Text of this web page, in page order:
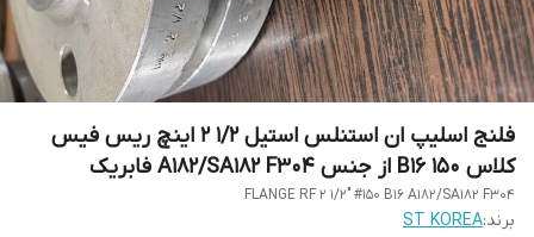
فلنج اسلیپ ان استنلس استیل 1/2 2 اینچ ریس فیس
کلاس 150 B16 از جنس A182/SA182 F304 فابریک
FLANGE RF 2 1/2" #150 B16 A182/SA182 F304
برند:ST KOREA